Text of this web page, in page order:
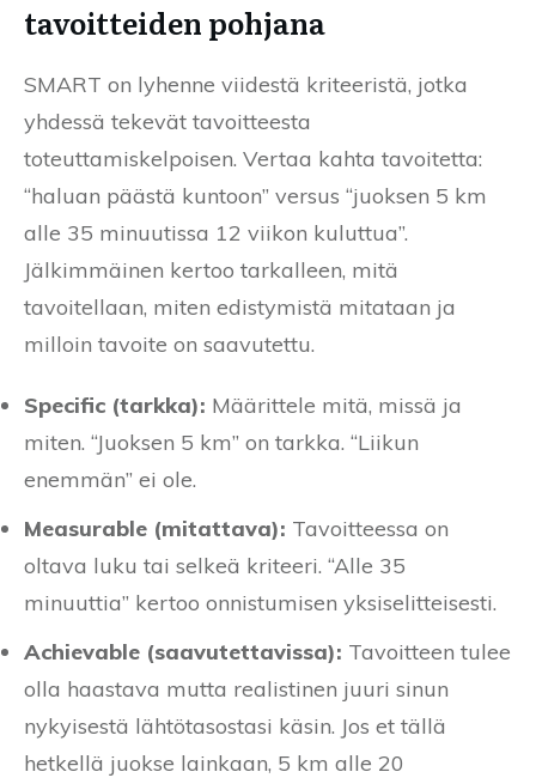
tavoitteiden pohjana
SMART on lyhenne viidestä kriteeristä, jotka
yhdessä tekevät tavoitteesta
toteuttamiskelpoisen. Vertaa kahta tavoitetta:
“haluan päästä kuntoon” versus “juoksen 5 km
alle 35 minuutissa 12 viikon kuluttua”.
Jälkimmäinen kertoo tarkalleen, mitä
tavoitellaan, miten edistymistä mitataan ja
milloin tavoite on saavutettu.
Specific (tarkka): Määrittele mitä, missä ja
miten. “Juoksen 5 km” on tarkka. “Liikun
enemmän” ei ole.
Measurable (mitattava): Tavoitteessa on
oltava luku tai selkeä kriteeri. “Alle 35
minuuttia” kertoo onnistumisen yksiselitteisesti.
Achievable (saavutettavissa): Tavoitteen tulee
olla haastava mutta realistinen juuri sinun
nykyisestä lähtötasostasi käsin. Jos et tällä
hetkellä juokse lainkaan, 5 km alle 20